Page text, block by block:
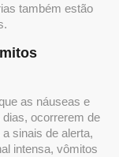
também estão
as náuseas e
ocorrerem de
sinais de alerta,
intensa, vômitos